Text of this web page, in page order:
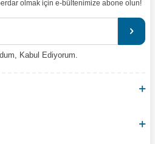
olmak için e-bültenimize abone olun!
Kabul Ediyorum.